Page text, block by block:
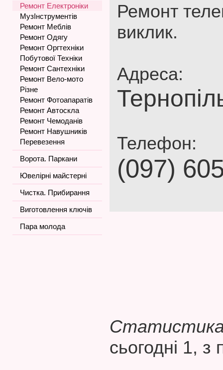
Ремонт Електроніки
МузІнструментів
Ремонт Меблів
Ремонт Одягу
Ремонт Оргтехніки
Побутової Техніки
Ремонт Сантехніки
Ремонт Вело-мото
Різне
Ремонт Фотоапаратів
Ремонт Автоскла
Ремонт Чемоданів
Ремонт Навушників
Перевезення
Ворота. Паркани
Ювелірні майстерні
Чистка. Прибирання
Виготовлення ключів
Пара молода
Ремонт
виклик.
Адреса:
Телефон:
(097)
Статистика
сьогодні 1, з